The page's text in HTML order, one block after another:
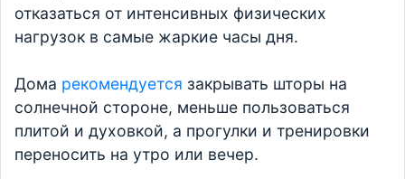
отказаться от интенсивных физических
нагрузок в самые жаркие часы дня.
Дома рекомендуется закрывать шторы на
солнечной стороне, меньше пользоваться
плитой и духовкой, а прогулки и тренировки
переносить на утро или вечер.